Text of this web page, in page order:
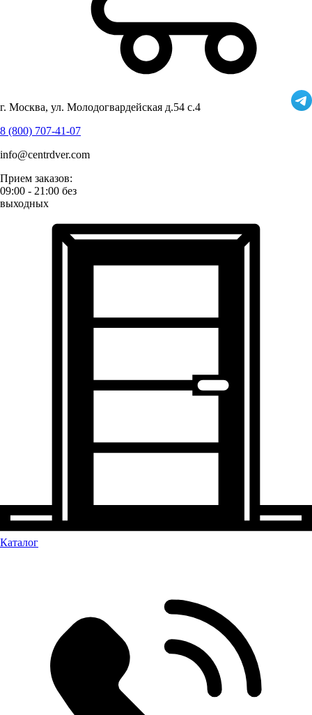
г. Москва, ул. Молодогвардейская д.54 с.4
8 (800) 707-41-07
info@centrdver.com
Прием заказов:
09:00 - 21:00 без
выходных
Каталог